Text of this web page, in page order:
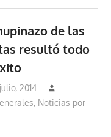
de las
resultó todo
2014
, Noticias por